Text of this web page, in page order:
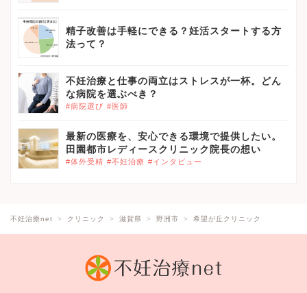
精子改善は手軽にできる？妊活スタートする方
法って？
不妊治療と仕事の両立はストレスが一杯。どん
な病院を選ぶべき？
#病院選び #医師
最新の医療を、安心できる環境で提供したい。
田園都市レディースクリニック院長の想い
#体外受精 #不妊治療 #インタビュー
不妊治療net クリニック 滋賀県 野洲市 希望が丘クリニック